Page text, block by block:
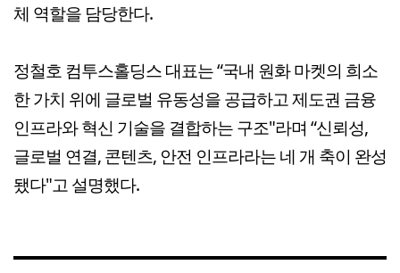
체 역할을 담당한다.
정철호 컴투스홀딩스 대표는 “국내 원화 마켓의 희소
한 가치 위에 글로벌 유동성을 공급하고 제도권 금융
인프라와 혁신 기술을 결합하는 구조"라며 “신뢰성,
글로벌 연결, 콘텐츠, 안전 인프라라는 네 개 축이 완성
됐다"고 설명했다.